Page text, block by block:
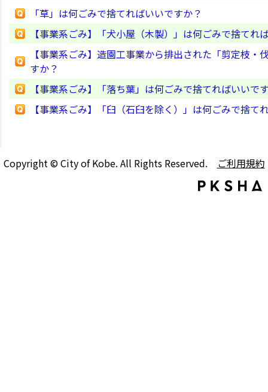
「草」は何ごみで捨てればいいですか？
【事業系ごみ】「犬小屋（木製）」は何ごみで捨てれ
【事業系ごみ】造園工事業から排出された「剪定枝
すか？
【事業系ごみ】「落ち葉」は何ごみで捨てればいいで
【事業系ごみ】「臼（石臼を除く）」は何ごみで捨て
Copyright © City of Kobe. All Rights Reserved. ご利用規約